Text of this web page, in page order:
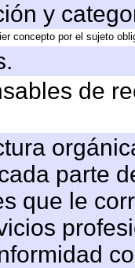
y
concepto por el sujeto
de
parte
que le